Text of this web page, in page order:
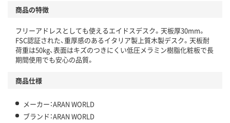
商品の特徴
フリーアドレスとしても使えるエイドスデスク。天板厚30mm。
FSC認証された、重厚感のあるイタリア製上質木製デスク。天板耐
荷重は50kg、表面はキズのつきにくい低圧メラミン樹脂化粧板で長
期間使用でも安心の品質。
商品仕様
メーカー：ARAN WORLD
ブランド：ARAN WORLD